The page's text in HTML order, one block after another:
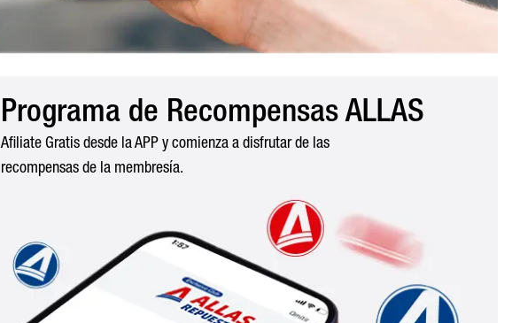
Programa de Recompensas ALLAS
Afiliate Gratis desde la APP y comienza a disfrutar de las
recompensas de la membresía.